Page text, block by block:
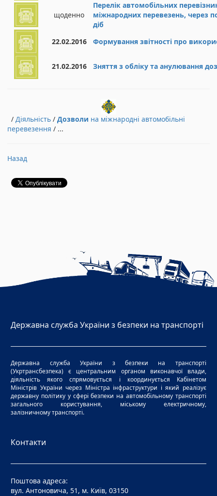
щоденно
Перелік автомобільних
міжнародних перевезень, через
діб
22.02.2016
Формування звітності про
21.02.2016 Зняття з обліку та анулювання
/ Діяльність / Дозволи на міжнародні автомобільні
перевезення / ...
Назад
Державна служба України з безпеки на транспорті
Державна служба України з безпеки на транспорті
(Укртрансбезпека) є центральним органом виконавчої влади,
діяльність якого спрямовується і координується Кабінетом
Міністрів України через Міністра інфраструктури і який реалізує
державну політику у сфері безпеки на автомобільному транспорті
загального користування, міському електричному,
залізничному транспорті.
Контакти
Поштова адреса:
вул. Антоновича, 51, м. Київ, 03150